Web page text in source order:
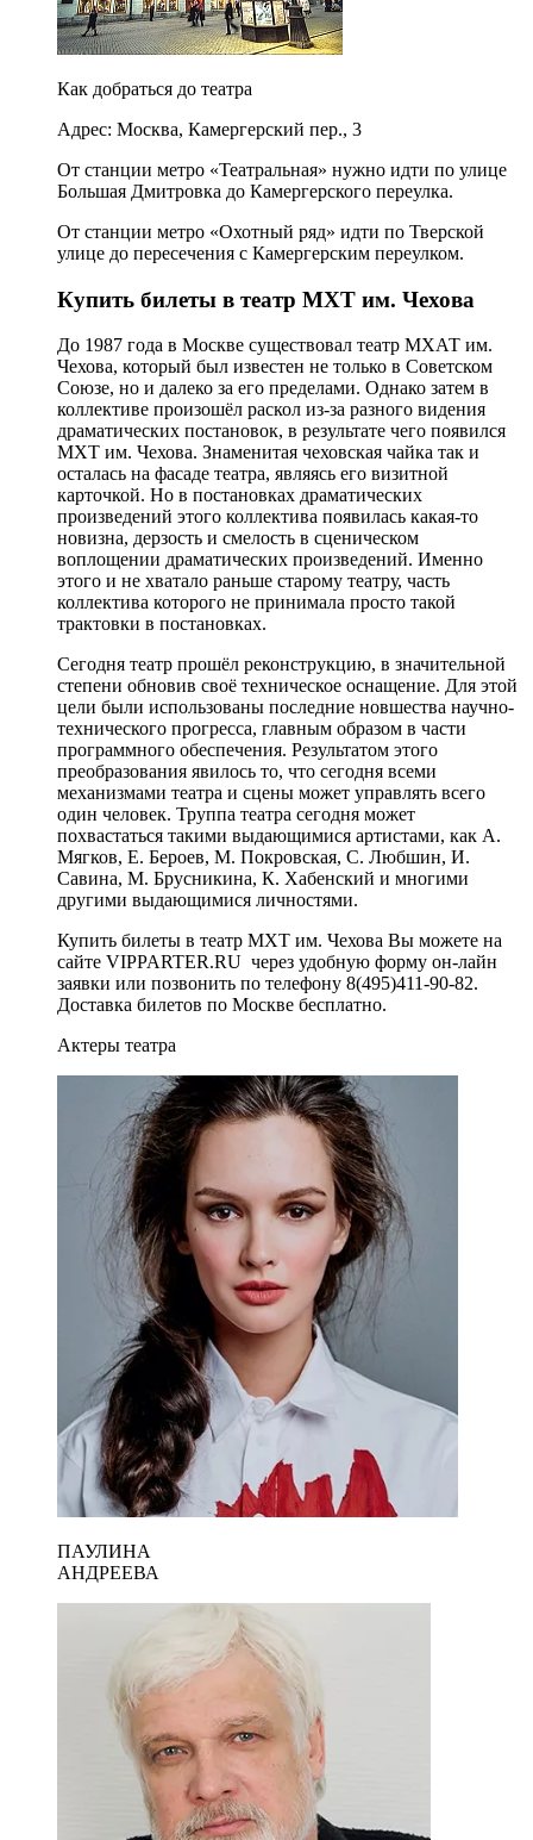
Как добраться до театра
Адрес: Москва, Камергерский пер., 3
От станции метро «Театральная» нужно идти по улице
Большая Дмитровка до Камергерского переулка.
От станции метро «Охотный ряд» идти по Тверской
улице до пересечения с Камергерским переулком.
Купить билеты в театр МХТ им. Чехова
До 1987 года в Москве существовал театр МХАТ им.
Чехова, который был известен не только в Советском
Союзе, но и далеко за его пределами. Однако затем в
коллективе произошёл раскол из-за разного видения
драматических постановок, в результате чего появился
МХТ им. Чехова. Знаменитая чеховская чайка так и
осталась на фасаде театра, являясь его визитной
карточкой. Но в постановках драматических
произведений этого коллектива появилась какая-то
новизна, дерзость и смелость в сценическом
воплощении драматических произведений. Именно
этого и не хватало раньше старому театру, часть
коллектива которого не принимала просто такой
трактовки в постановках.
Сегодня театр прошёл реконструкцию, в значительной
степени обновив своё техническое оснащение. Для этой
цели были использованы последние новшества научно-
технического прогресса, главным образом в части
программного обеспечения. Результатом этого
преобразования явилось то, что сегодня всеми
механизмами театра и сцены может управлять всего
один человек. Труппа театра сегодня может
похвастаться такими выдающимися артистами, как А.
Мягков, Е. Бероев, М. Покровская, С. Любшин, И.
Савина, М. Брусникина, К. Хабенский и многими
другими выдающимися личностями.
Купить билеты в театр МХТ им. Чехова Вы можете на
сайте VIPPARTER.RU через удобную форму он-лайн
заявки или позвонить по телефону 8(495)411-90-82.
Доставка билетов по Москве бесплатно.
Актеры театра
ПАУЛИНА
АНДРЕЕВА